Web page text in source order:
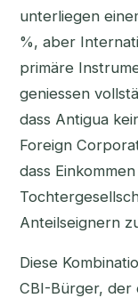
unterliegen
%, aber
primäre
geniessen
dass Antigua
Foreign
dass
Anteilseignern
Diese
CBI-Bürger, der